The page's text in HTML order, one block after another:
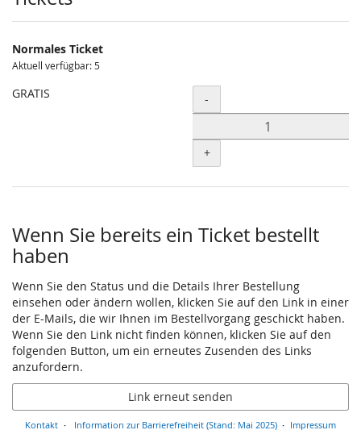
Normales Ticket
Aktuell verfügbar: 5
GRATIS Menge
-
+
Wenn Sie bereits ein Ticket bestellt
haben
Wenn Sie den Status und die Details Ihrer Bestellung
einsehen oder ändern wollen, klicken Sie auf den Link in einer
der E-Mails, die wir Ihnen im Bestellvorgang geschickt haben.
Wenn Sie den Link nicht finden können, klicken Sie auf den
folgenden Button, um ein erneutes Zusenden des Links
anzufordern.
Link erneut senden
Kontakt Information zur Barrierefreiheit (Stand: Mai 2025) Impressum